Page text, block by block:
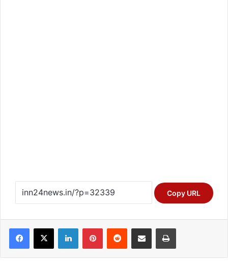
Copy URL
Facebook
X LinkedInPinterestReddit Share via Email Print